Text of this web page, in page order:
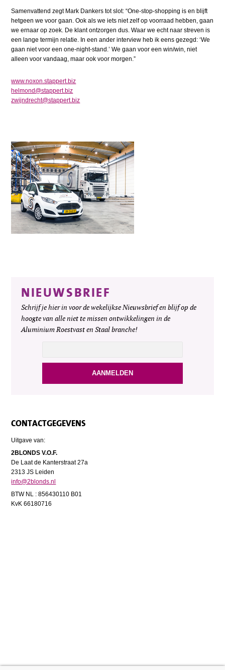
Samenvattend zegt Mark Dankers tot slot: “One-stop-shopping is en blijft
hetgeen we voor gaan. Ook als we iets niet zelf op voorraad hebben, gaan
we ernaar op zoek. De klant ontzorgen dus. Waar we echt naar streven is
een lange termijn relatie. In een ander interview heb ik eens gezegd: ‘We
gaan niet voor een one-night-stand.’ We gaan voor een win/win, niet
alleen voor vandaag, maar ook voor morgen.”
www.noxon.stappert.biz
helmond@stappert.biz
zwijndrecht@stappert.biz
NIEUWSBRIEF
Schrijf je hier in voor de wekelijkse Nieuwsbrief en blijf op de
hoogte van alle niet te missen ontwikkelingen in de
Aluminium Roestvast en Staal branche!
CONTACTGEGEVENS
Uitgave van:
2BLONDS V.O.F.
De Laat de Kanterstraat 27a
2313 JS Leiden
info@2blonds.nl
BTW NL : 856430110 B01
KvK 66180716